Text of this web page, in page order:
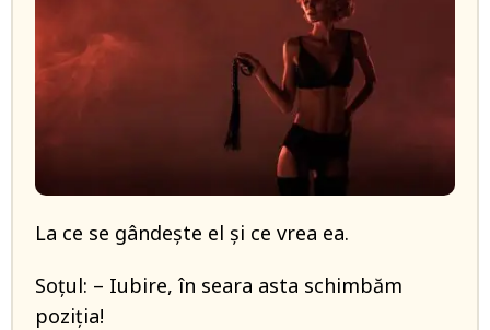
La ce se gândeşte el şi ce vrea ea.
Soţul: – Iubire, în seara asta schimbăm
poziția!